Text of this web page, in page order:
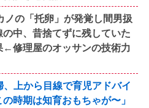
ノの「托卵」が発覚し間男扱
中、昔捨てずに残していた
←修理屋のオッサンの技術力
上から目線で育児アドバイ
時期は知育おもちゃが〜」